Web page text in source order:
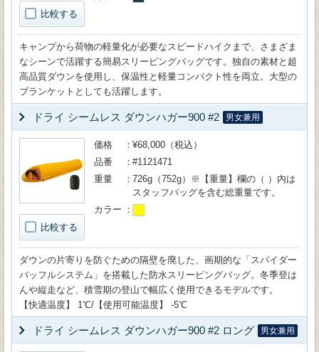
比較する
キャンプから荷物の軽量化が必要なスピードハイクまで、さまざま
なシーンで活躍する簡易スリーピングバッグです。独自の素材と超
高品質ダウンを使用し、保温性と軽量コンパクト性を両立。大型の
ブランケットとしても活躍します。
ドライ シームレス ダウンハガー900 #2 男女兼用
比較する
価格
¥68,000（税込）
品番
#1121471
重量
726g（752g）※【重量】欄の（ ）内は
スタッフバッグを含む総重量です。
カラー
ダウンの片寄りを防ぐための隔壁を廃した、画期的な「スパイダー
バッフルシステム」を搭載した防水スリーピングバッグ。冬季登は
んや縦走など、積雪期の登山で幅広く使用できるモデルです。
【快適温度】 1℃/【使用可能温度】 -5℃
ドライ シームレス ダウンハガー900 #2 ロング 男女兼用